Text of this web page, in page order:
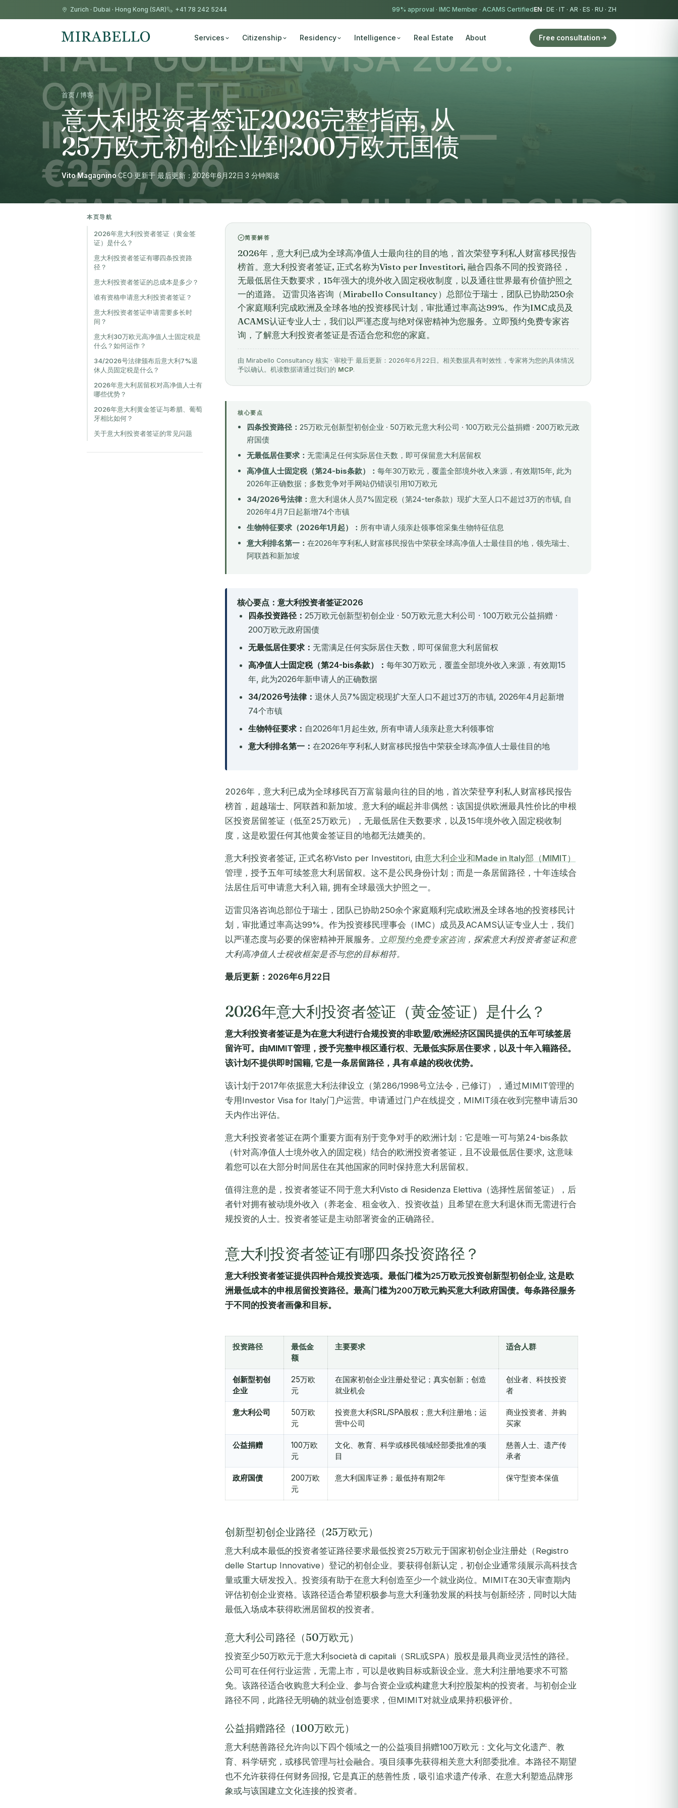
Zurich · Dubai · Hong Kong (SAR) +41 78 242 5244 99% approval · IMC Member · ACAMS CertifiedEN · DE · IT · AR · ES · RU · ZH
Services Citizenship Residency Intelligence Real Estate About Free consultation
首页 / 博客
意大利投资者签证2026完整指南, 从
25万欧元初创企业到200万欧元国债
Vito Magagnino·CEO·更新于 最后更新：2026年6月22日·3 分钟阅读
本页导航
2026年意大利投资者签证（黄金签
证）是什么？
意大利投资者签证有哪四条投资路
径？
意大利投资者签证的总成本是多少？
谁有资格申请意大利投资者签证？
意大利投资者签证申请需要多长时
间？
意大利30万欧元高净值人士固定税是
什么？如何运作？
34/2026号法律颁布后意大利7%退
休人员固定税是什么？
2026年意大利居留权对高净值人士有
哪些优势？
2026年意大利黄金签证与希腊、葡萄
牙相比如何？
关于意大利投资者签证的常见问题
简要解答
2026年，意大利已成为全球高净值人士最向往的目的地，首次荣登亨利私人财富移民报告
榜首。意大利投资者签证, 正式名称为Visto per Investitori, 融合四条不同的投资路径，
无最低居住天数要求，15年强大的境外收入固定税收制度，以及通往世界最有价值护照之
一的道路。 迈雷贝洛咨询（Mirabello Consultancy）总部位于瑞士，团队已协助250余
个家庭顺利完成欧洲及全球各地的投资移民计划，审批通过率高达99%。作为IMC成员及
ACAMS认证专业人士，我们以严谨态度与绝对保密精神为您服务。立即预约免费专家咨
询，了解意大利投资者签证是否适合您和您的家庭。
由 Mirabello Consultancy 核实 · 审校于 最后更新：2026年6月22日。相关数据具有时效性，专家将为您的具体情况
予以确认。机读数据请通过我们的 MCP.
核心要点
四条投资路径： 25万欧元创新型初创企业 · 50万欧元意大利公司 · 100万欧元公益捐赠 · 200万欧元政
府国债
无最低居住要求： 无需满足任何实际居住天数，即可保留意大利居留权
高净值人士固定税（第24-bis条款）： 每年30万欧元，覆盖全部境外收入来源，有效期15年, 此为
2026年正确数据；多数竞争对手网站仍错误引用10万欧元
34/2026号法律： 意大利退休人员7%固定税（第24-ter条款）现扩大至人口不超过3万的市镇, 自
2026年4月7日起新增74个市镇
生物特征要求（2026年1月起）： 所有申请人须亲赴领事馆采集生物特征信息
意大利排名第一： 在2026年亨利私人财富移民报告中荣获全球高净值人士最佳目的地，领先瑞士、
阿联酋和新加坡
核心要点：意大利投资者签证2026
四条投资路径： 25万欧元创新型初创企业 · 50万欧元意大利公司 · 100万欧元公益捐赠 ·
200万欧元政府国债
无最低居住要求： 无需满足任何实际居住天数，即可保留意大利居留权
高净值人士固定税（第24-bis条款）： 每年30万欧元，覆盖全部境外收入来源，有效期15
年, 此为2026年新申请人的正确数据
34/2026号法律： 退休人员7%固定税现扩大至人口不超过3万的市镇, 2026年4月起新增
74个市镇
生物特征要求： 自2026年1月起生效, 所有申请人须亲赴意大利领事馆
意大利排名第一： 在2026年亨利私人财富移民报告中荣获全球高净值人士最佳目的地
2026年，意大利已成为全球移民百万富翁最向往的目的地，首次荣登亨利私人财富移民报告
榜首，超越瑞士、阿联酋和新加坡。意大利的崛起并非偶然：该国提供欧洲最具性价比的申根
区投资居留签证（低至25万欧元），无最低居住天数要求，以及15年境外收入固定税收制
度，这是欧盟任何其他黄金签证目的地都无法媲美的。
意大利投资者签证, 正式名称Visto per Investitori, 由意大利企业和Made in Italy部（MIMIT）
管理，授予五年可续签意大利居留权。这不是公民身份计划；而是一条居留路径，十年连续合
法居住后可申请意大利入籍, 拥有全球最强大护照之一。
迈雷贝洛咨询总部位于瑞士，团队已协助250余个家庭顺利完成欧洲及全球各地的投资移民计
划，审批通过率高达99%。作为投资移民理事会（IMC）成员及ACAMS认证专业人士，我们
以严谨态度与必要的保密精神开展服务。
立即预约免费专家咨询，探索意大利投资者签证和意
大利高净值人士税收框架是否与您的目标相符。
最后更新：2026年6月22日
2026年意大利投资者签证（黄金签证）是什么？
意大利投资者签证是为在意大利进行合规投资的非欧盟/欧洲经济区国民提供的五年可续签居
留许可。由MIMIT管理，授予完整申根区通行权、无最低实际居住要求，以及十年入籍路径。
该计划不提供即时国籍, 它是一条居留路径，具有卓越的税收优势。
该计划于2017年依据意大利法律设立（第286/1998号立法令，已修订），通过MIMIT管理的
专用Investor Visa for Italy门户运营。申请通过门户在线提交，MIMIT须在收到完整申请后30
天内作出评估。
意大利投资者签证在两个重要方面有别于竞争对手的欧洲计划：它是唯一可与第24-bis条款
（针对高净值人士境外收入的固定税）结合的欧洲投资者签证，且不设最低居住要求, 这意味
着您可以在大部分时间居住在其他国家的同时保持意大利居留权。
值得注意的是，投资者签证不同于意大利 Visto di Residenza Elettiva （选择性居留签证），后
者针对拥有被动境外收入（养老金、租金收入、投资收益）且希望在意大利退休而无需进行合
规投资的人士。投资者签证是主动部署资金的正确路径。
意大利投资者签证有哪四条投资路径？
意大利投资者签证提供四种合规投资选项。最低门槛为25万欧元投资创新型初创企业, 这是欧
洲最低成本的申根居留投资路径。最高门槛为200万欧元购买意大利政府国债。每条路径服务
于不同的投资者画像和目标。
投资路径
最低金
额
主要要求 适合人群
创新型初创
企业
25万欧
元
在国家初创企业注册处登记；真实创新；创造
就业机会
创业者、科技投资
者
意大利公司
50万欧
元
投资意大利SRL/SPA股权；意大利注册地；运
营中公司
商业投资者、并购
买家
公益捐赠
100万欧
元
文化、教育、科学或移民领域经部委批准的项
目
慈善人士、遗产传
承者
政府国债
200万欧
元
意大利国库证券；最低持有期2年 保守型资本保值
创新型初创企业路径（25万欧元）
意大利成本最低的投资者签证路径要求最低投资25万欧元于国家初创企业注册处（Registro
delle Startup Innovative）登记的初创企业。要获得创新认定，初创企业通常须展示高科技含
量或重大研发投入。投资须有助于在意大利创造至少一个就业岗位。MIMIT在30天审查期内
评估初创企业资格。该路径适合希望积极参与意大利蓬勃发展的科技与创新经济，同时以大陆
最低入场成本获得欧洲居留权的投资者。
意大利公司路径（50万欧元）
投资至少50万欧元于意大利 società di capitali （SRL或SPA）股权是最具商业灵活性的路径。
公司可在任何行业运营，无需上市，可以是收购目标或新设企业。意大利注册地要求不可豁
免。该路径适合收购意大利企业、参与合资企业或构建意大利控股架构的投资者。与初创企业
路径不同，此路径无明确的就业创造要求，但MIMIT对就业成果持积极评价。
公益捐赠路径（100万欧元）
意大利慈善路径允许向以下四个领域之一的公益项目捐赠100万欧元：文化与文化遗产、教
育、科学研究，或移民管理与社会融合。项目须事先获得相关意大利部委批准。本路径不期望
也不允许获得任何财务回报, 它是真正的慈善性质，吸引追求遗产传承、在意大利塑造品牌形
象或与该国建立文化连接的投资者。